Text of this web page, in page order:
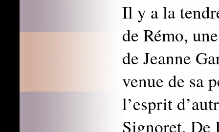
Il y a la
de Rémo,
de Jeanne
venue de sa
l’esprit
Signoret,